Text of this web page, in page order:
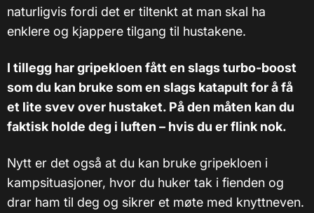
naturligvis fordi det er tiltenkt at man skal ha
enklere og kjappere tilgang til hustakene.
I tillegg har gripekloen fått en slags turbo-boost
som du kan bruke som en slags katapult for å få
et lite svev over hustaket. På den måten kan du
faktisk holde deg i luften – hvis du er flink nok.
Nytt er det også at du kan bruke gripekloen i
kampsituasjoner, hvor du huker tak i fienden og
drar ham til deg og sikrer et møte med knyttneven.